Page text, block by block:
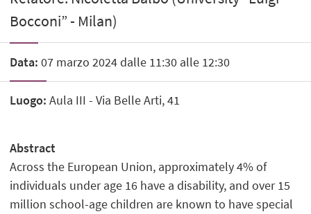
Bocconi” - Milan)
Data: 07 marzo 2024 dalle 11:30 alle 12:30
Luogo: Aula III - Via Belle Arti, 41
Abstract
Across the European Union, approximately 4% of
individuals under age 16 have a disability, and over 15
million school-age children are known to have special